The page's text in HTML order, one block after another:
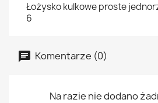
Łożysko kulkowe proste
6
Komentarze (0)
Na razie nie dodano